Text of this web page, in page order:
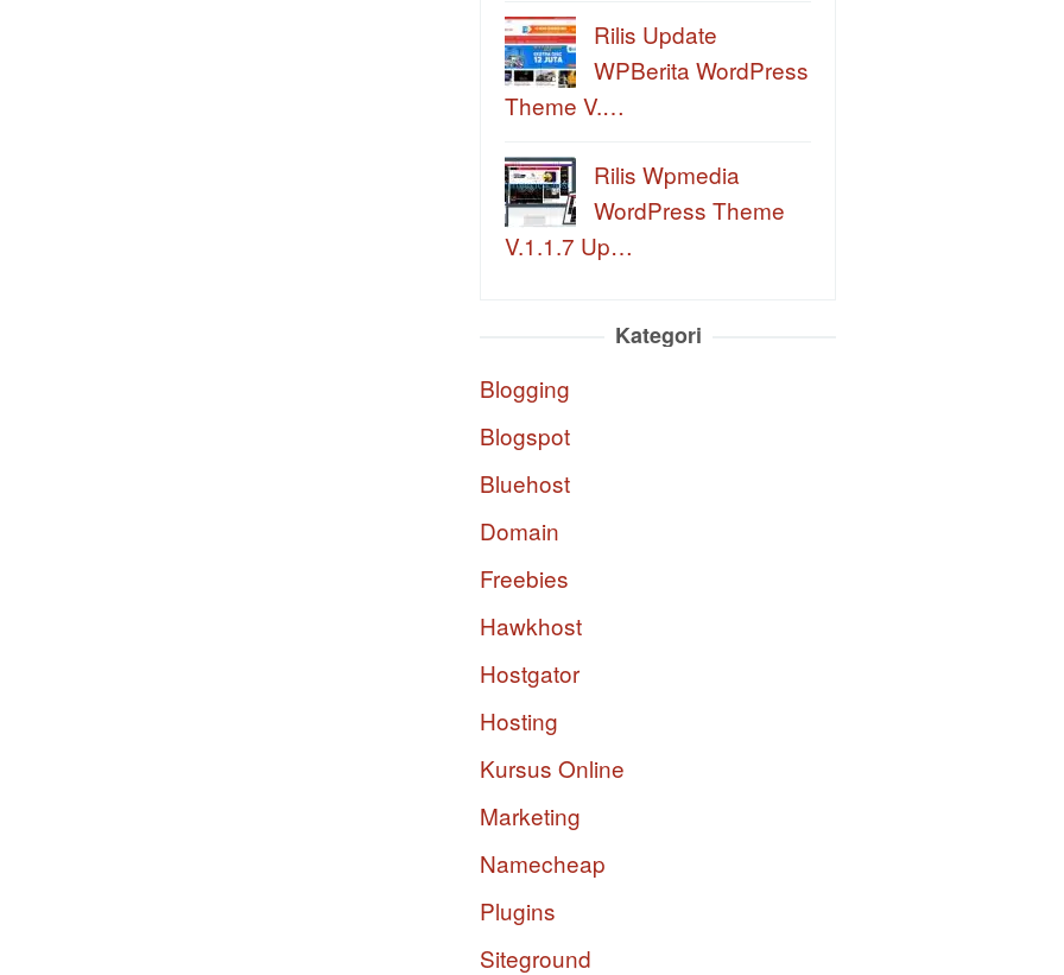
Rilis Update
WPBerita WordPress
Theme V.…
Rilis Wpmedia
WordPress Theme
V.1.1.7 Up…
Kategori
Blogging
Blogspot
Bluehost
Domain
Freebies
Hawkhost
Hostgator
Hosting
Kursus Online
Marketing
Namecheap
Plugins
Siteground